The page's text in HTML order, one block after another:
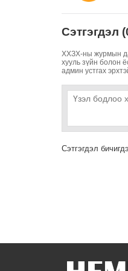
Сэтгэгдэл
ХХЗХ-ны журмын
хууль зүйн болон
админ устгах
Сэтгэгдэл